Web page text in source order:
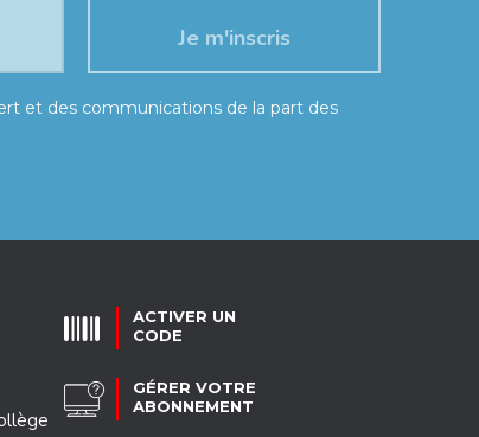
et des communications de la part des
ACTIVER UN
CODE
GÉRER VOTRE
ABONNEMENT